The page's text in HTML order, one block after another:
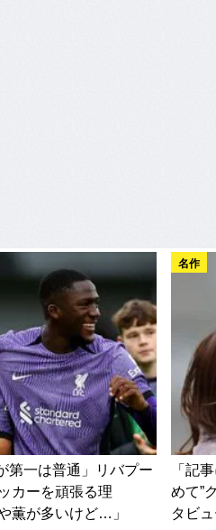
第一は普通」リバプー
カーを頑張る理
薫が多いけど…」
名作
「記
めて”
タビ